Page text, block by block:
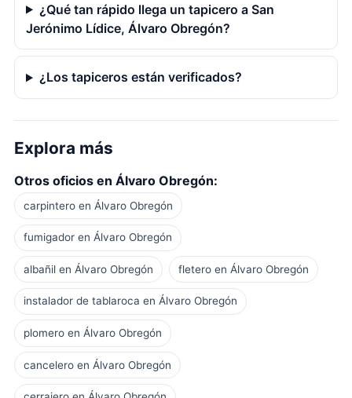
¿Qué tan rápido llega un tapicero a San
Jerónimo Lídice, Álvaro Obregón?
¿Los tapiceros están verificados?
Explora más
Otros oficios en Álvaro Obregón:
carpintero en Álvaro Obregón
fumigador en Álvaro Obregón
albañil en Álvaro Obregón fletero en Álvaro Obregón
instalador de tablaroca en Álvaro Obregón
plomero en Álvaro Obregón
cancelero en Álvaro Obregón